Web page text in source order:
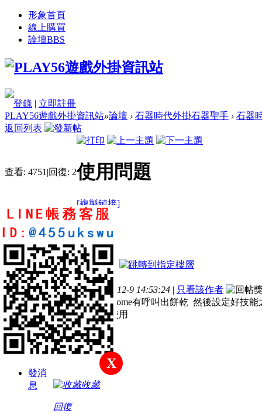
形象首頁
線上購買
論壇BBS
登錄 | 立即註冊
PLAY56遊戲外掛資訊站»論壇 › 石器時代外掛石器聖手 › 石器
返回列表
查看: 4751 |回復: 2使用問題
[複製鏈接]
john0214
2
主
題
帖
子
積
分
註冊會員
積分
70
發消
息
電梯直達
樓主
發表於 2016-12-9 14:53:24 | 只看該作者
我進入遊戲 按home有呼叫出餅乾 然後設定好技能
幾次也沒辦法使用
收藏
回復
X